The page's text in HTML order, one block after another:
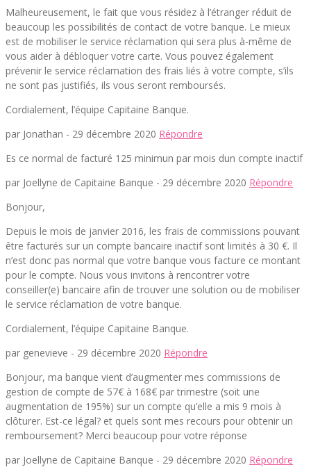
Malheureusement, le fait que vous résidez à l’étranger réduit de
beaucoup les possibilités de contact de votre banque. Le mieux
est de mobiliser le service réclamation qui sera plus à-même de
vous aider à débloquer votre carte. Vous pouvez également
prévenir le service réclamation des frais liés à votre compte, s’ils
ne sont pas justifiés, ils vous seront remboursés.
Cordialement, l’équipe Capitaine Banque.
par Jonathan - 29 décembre 2020 Répondre
Es ce normal de facturé 125 minimun par mois dun compte inactif
par Joellyne de Capitaine Banque - 29 décembre 2020 Répondre
Bonjour,
Depuis le mois de janvier 2016, les frais de commissions pouvant
être facturés sur un compte bancaire inactif sont limités à 30 €. Il
n’est donc pas normal que votre banque vous facture ce montant
pour le compte. Nous vous invitons à rencontrer votre
conseiller(e) bancaire afin de trouver une solution ou de mobiliser
le service réclamation de votre banque.
Cordialement, l’équipe Capitaine Banque.
par genevieve - 29 décembre 2020 Répondre
Bonjour, ma banque vient d’augmenter mes commissions de
gestion de compte de 57€ à 168€ par trimestre (soit une
augmentation de 195%) sur un compte qu’elle a mis 9 mois à
clôturer. Est-ce légal? et quels sont mes recours pour obtenir un
remboursement? Merci beaucoup pour votre réponse
par Joellyne de Capitaine Banque - 29 décembre 2020 Répondre